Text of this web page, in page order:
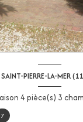
SAINT-PIERRE-LA-MER
Maison 4
7